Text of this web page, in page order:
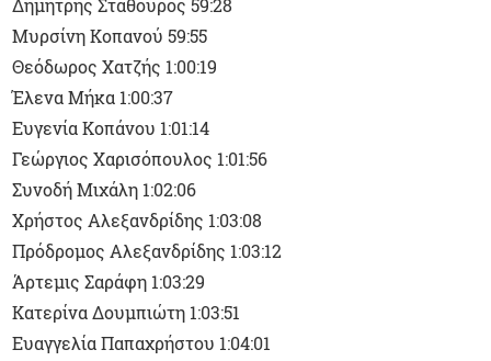
Δημήτρης Σταθούρος 59:28
Μυρσίνη Κοπανού 59:55
Θεόδωρος Χατζής 1:00:19
Έλενα Μήκα 1:00:37
Ευγενία Κοπάνου 1:01:14
Γεώργιος Χαρισόπουλος 1:01:56
Συνοδή Μιχάλη 1:02:06
Χρήστος Αλεξανδρίδης 1:03:08
Πρόδρομος Αλεξανδρίδης 1:03:12
Άρτεμις Σαράφη 1:03:29
Κατερίνα Δουμπιώτη 1:03:51
Ευαγγελία Παπαχρήστου 1:04:01